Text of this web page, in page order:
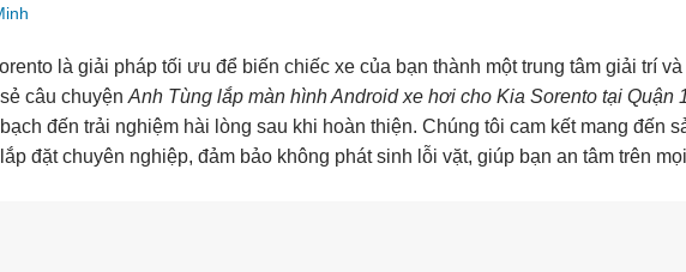
là giải pháp tối ưu để biến chiếc xe của bạn thành một trung tâm giải trí
câu chuyện Anh Tùng lắp màn hình Android xe hơi cho Kia Sorento tại Quận
đến trải nghiệm hài lòng sau khi hoàn thiện. Chúng tôi cam kết mang đến
đặt chuyên nghiệp, đảm bảo không phát sinh lỗi vặt, giúp bạn an tâm trên